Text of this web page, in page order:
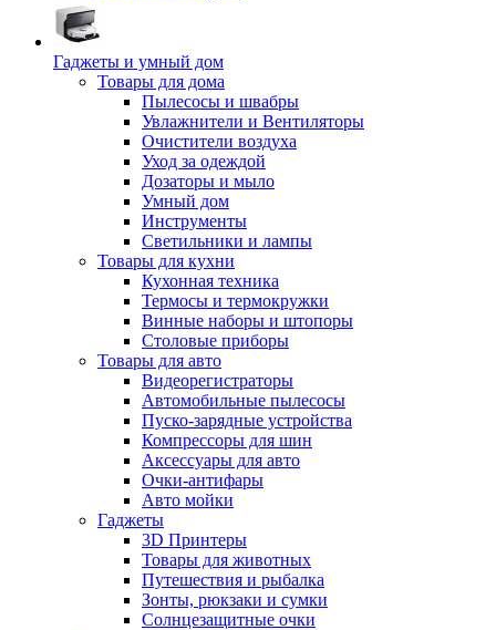
Гаджеты и умный дом
Товары для дома
Пылесосы и швабры
Увлажнители и Вентиляторы
Очистители воздуха
Уход за одеждой
Дозаторы и мыло
Умный дом
Инструменты
Светильники и лампы
Товары для кухни
Кухонная техника
Термосы и термокружки
Винные наборы и штопоры
Столовые приборы
Товары для авто
Видеорегистраторы
Автомобильные пылесосы
Пуско-зарядные устройства
Компрессоры для шин
Аксессуары для авто
Очки-антифары
Авто мойки
Гаджеты
3D Принтеры
Товары для животных
Путешествия и рыбалка
Зонты, рюкзаки и сумки
Солнцезащитные очки